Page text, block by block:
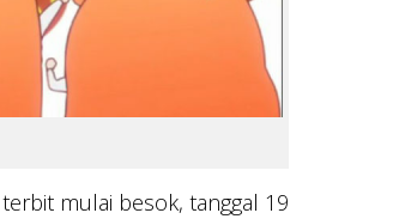
mulai besok, tanggal 19